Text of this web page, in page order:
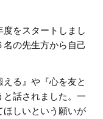
をスタートしまし
の先生方から自己
る』や『心を友と
話されました。一
ほしいという願いが